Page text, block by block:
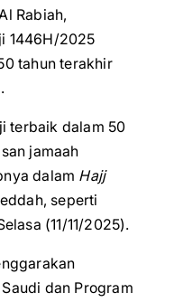
Rabiah,
1446H/2025
tahun terakhir
terbaik dalam 50
jamaah
dalam Hajj
seperti
(11/11/2025).
dan Program